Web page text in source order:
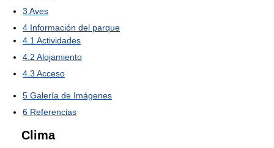
3 Aves
4 Información del parque
4.1 Actividades
4.2 Alojamiento
4.3 Acceso
5 Galería de Imágenes
6 Referencias
Clima